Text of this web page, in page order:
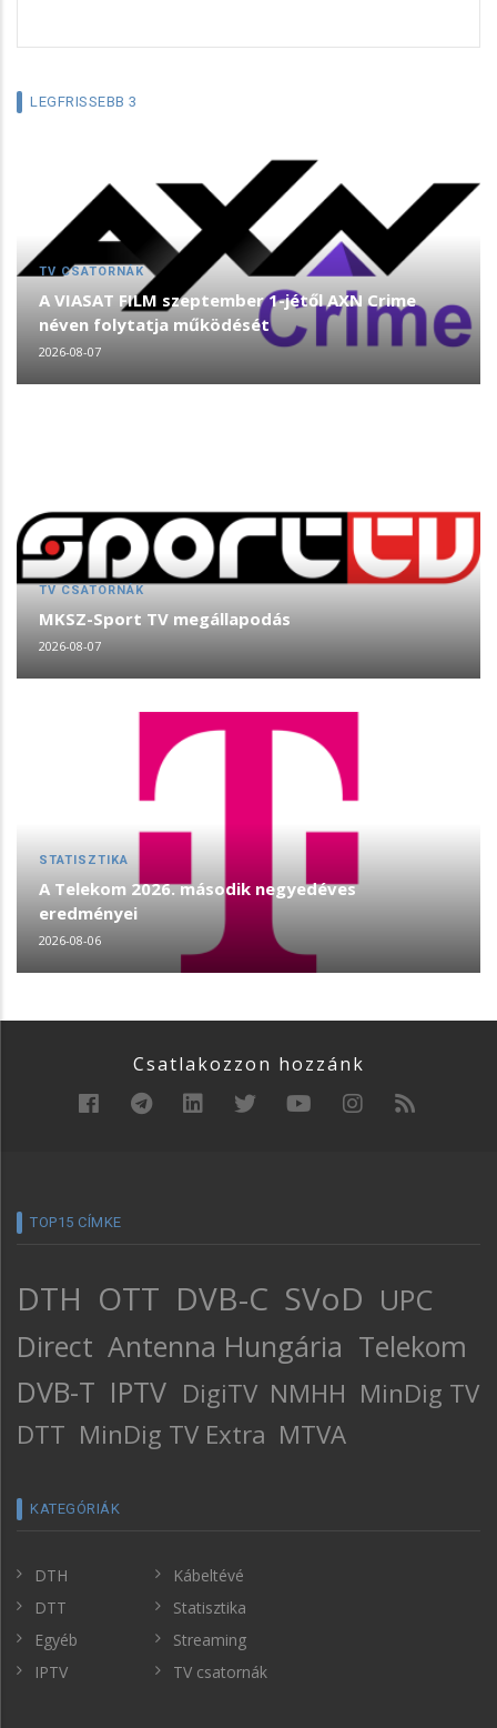
LEGFRISSEBB 3
TV CSATORNÁK
A VIASAT FILM szeptember 1-jétől AXN Crime
néven folytatja működését
2026-08-07
TV CSATORNÁK
MKSZ-Sport TV megállapodás
2026-08-07
STATISZTIKA
A Telekom 2026. második negyedéves
eredményei
2026-08-06
Csatlakozzon hozzánk
TOP15 CÍMKE
DTH OTT DVB-C SVoD UPC
Direct Antenna Hungária Telekom
DVB-T IPTV DigiTV NMHH MinDig TV
DTT MinDig TV Extra MTVA
KATEGÓRIÁK
DTH
DTT
Egyéb
IPTV
Kábeltévé
Statisztika
Streaming
TV csatornák